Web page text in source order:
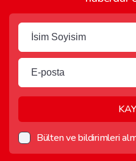
Bülten ve bildirimleri